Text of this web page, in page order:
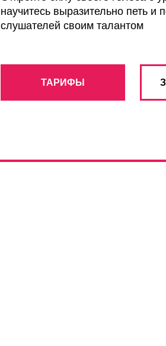
научитесь выразительно петь и
слушателей своим талантом
ТАРИФЫ